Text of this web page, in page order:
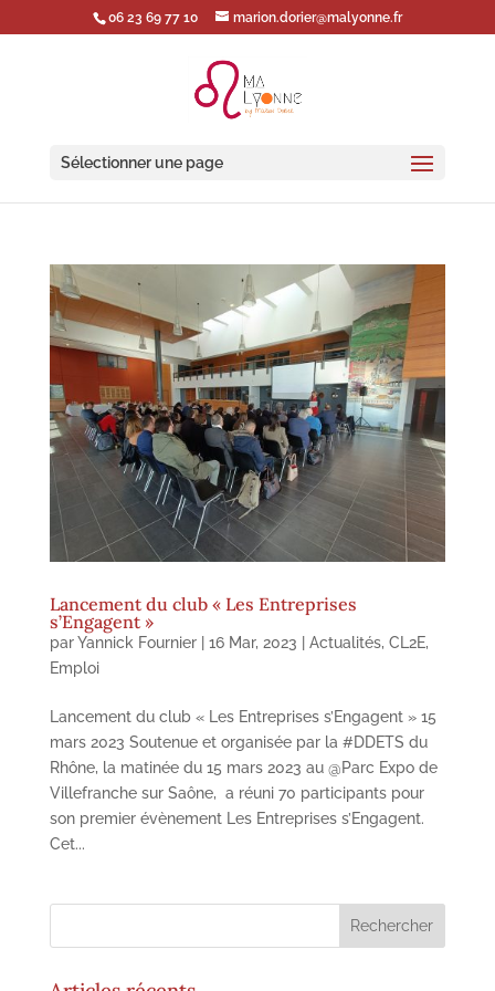
06 23 69 77 10 marion.dorier@malyonne.fr
Sélectionner une page
Lancement du club « Les Entreprises
s’Engagent »
parYannick Fournier| 16 Mar, 2023 Actualités, CL2E,
Emploi
Lancement du club « Les Entreprises s’Engagent » 15
mars 2023 Soutenue et organisée par la #DDETS du
Rhône, la matinée du 15 mars 2023 au @Parc Expo de
Villefranche sur Saône, a réuni 70 participants pour
son premier évènement Les Entreprises s’Engagent.
Cet...